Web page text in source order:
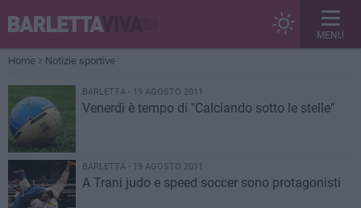
MENU
Home Notizie sportive
BARLETTA - 19 AGOSTO 2011
Venerdì è tempo di "Calciando sotto le stelle"
BARLETTA - 19 AGOSTO 2011
A Trani judo e speed soccer sono protagonisti